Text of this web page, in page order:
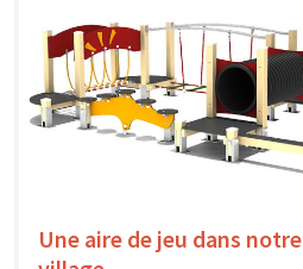
Une aire de jeu dans notre